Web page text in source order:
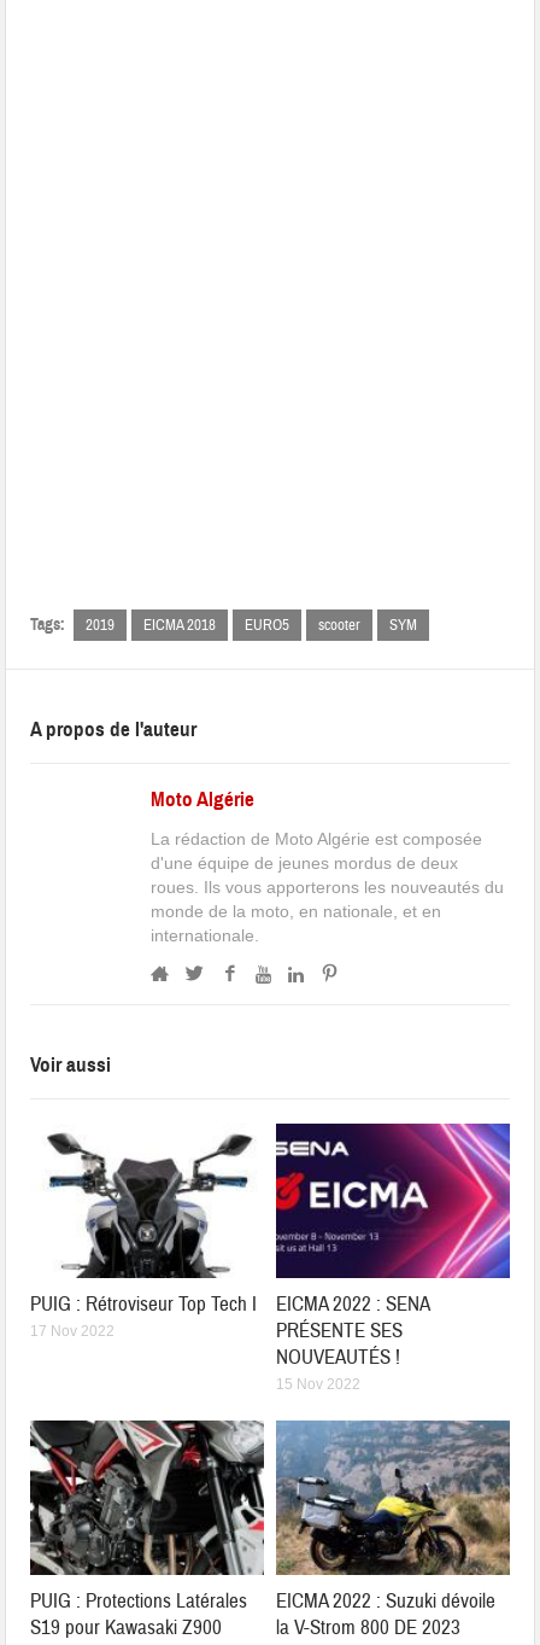
Tags: 2019 EICMA 2018 EURO5 scooter SYM
A propos de l'auteur
Moto Algérie
La rédaction de Moto Algérie est composée
d'une équipe de jeunes mordus de deux
roues. Ils vous apporterons les nouveautés du
monde de la moto, en nationale, et en
internationale.
Voir aussi
PUIG : Rétroviseur Top Tech I
17 Nov 2022
EICMA 2022 : SENA
PRÉSENTE SES
NOUVEAUTÉS !
15 Nov 2022
PUIG : Protections Latérales
S19 pour Kawasaki Z900
EICMA 2022 : Suzuki dévoile
la V-Strom 800 DE 2023